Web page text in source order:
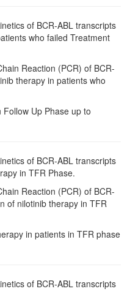
of BCR-ABL transcripts
who failed Treatment
Reaction (PCR) of BCR-
therapy in patients who
Up Phase up to
of BCR-ABL transcripts
in TFR Phase.
Reaction (PCR) of BCR-
of nilotinib therapy in TFR
in patients in TFR phase
of BCR-ABL transcripts